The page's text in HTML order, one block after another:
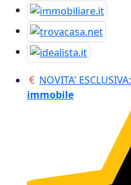
NOVITA' ESCLUSIVA:
immobile